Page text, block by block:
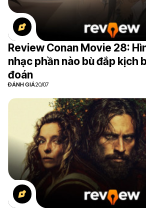
Review Conan Movie 28:
nhạc phần nào bù đắp kịch
đoán
ĐÁNH GIÁ20/07